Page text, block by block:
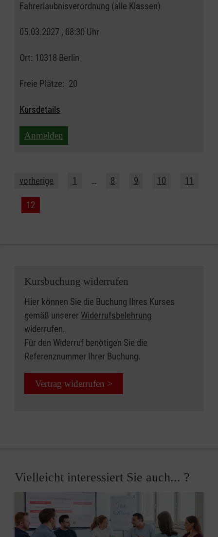
Fahrerlaubnisverordnung (alle Klassen)
05.03.2027 , 08:30 Uhr
Ort: 10318 Berlin
Freie Plätze: 20
Kursdetails
Anmelden
vorherige 1 … 8 9 10 11
12
Kursbuchung widerrufen
Hier können Sie die Buchung Ihres Kurses
gemäß unserer Widerrufsbelehrung
widerrufen.
Für den Widerruf benötigen Sie die
Referenznummer Ihrer Buchung.
Vertrag widerrufen >
Vielleicht interessiert Sie auch... ?